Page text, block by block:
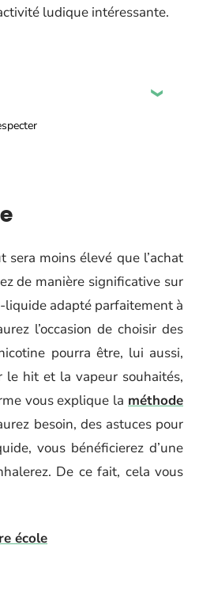
ludique intéressante.
sera moins élevé que l’achat
de manière significative sur
liquide adapté parfaitement à
l’occasion de choisir des
pourra être, lui aussi,
le hit et la vapeur souhaités,
vous explique la méthode
besoin, des astuces pour
vous bénéficierez d’une
De ce fait, cela vous
école